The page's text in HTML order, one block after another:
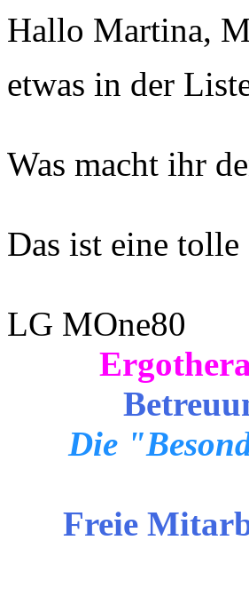
Hallo Martina,
etwas in der
Was macht ihr
Das ist eine tolle
LG MOne80
Die
Freie